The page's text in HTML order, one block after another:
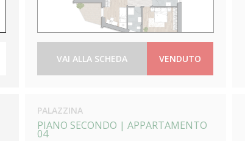
VAI ALLA SCHEDA VENDUTO
PALAZZINA
PIANO SECONDO |APPARTAMENTO
04